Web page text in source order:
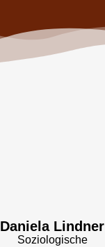
Daniela Lindner
Soziologische